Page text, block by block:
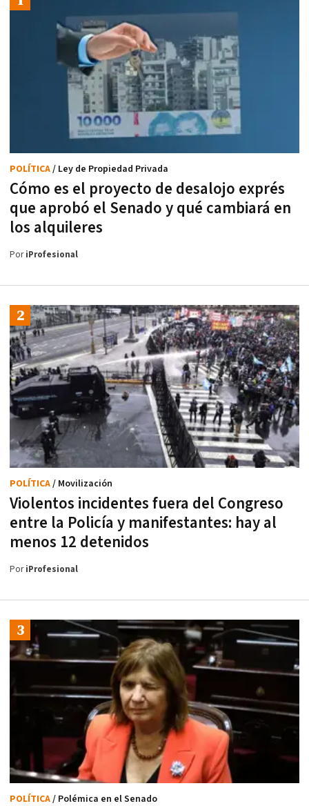
Cómo es el proyecto de desalojo exprés
que aprobó el Senado y qué cambiará en
los alquileres
POLÍTICA/ Ley de Propiedad Privada
PoriProfesional
Violentos incidentes fuera del Congreso
entre la Policía y manifestantes: hay al
menos 12 detenidos
POLÍTICA/ Movilización
PoriProfesional
POLÍTICA/ Polémica en el Senado